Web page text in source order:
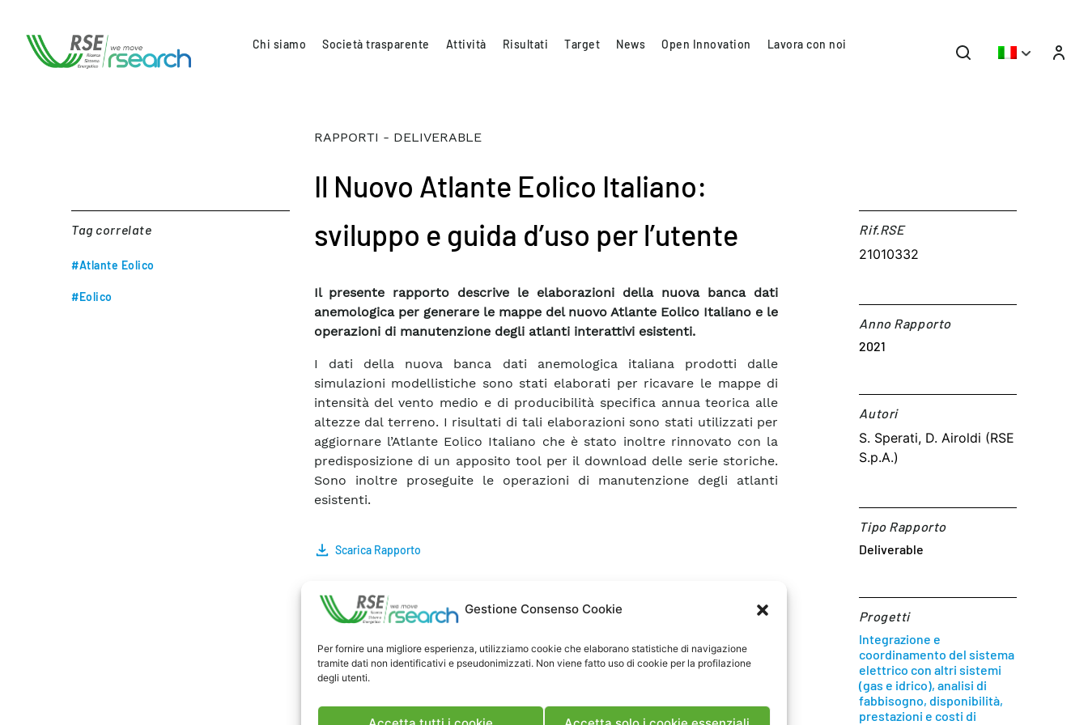
Gestione Consenso Cookie
Per fornire una migliore esperienza, utilizziamo cookie che elaborano statistiche di navigazione
tramite dati non identificativi e pseudonimizzati. Non viene fatto uso di cookie per la profilazione
degli utenti.
Chi siamo Società trasparente Attività Risultati Target News Open Innovation Lavora con noi
Tag correlate
#Atlante Eolico
#Eolico
RAPPORTI - DELIVERABLE
Il Nuovo Atlante Eolico Italiano:
sviluppo e guida d’uso per l’utente
Il presente rapporto descrive le elaborazioni della nuova banca dati
anemologica per generare le mappe del nuovo Atlante Eolico Italiano e le
operazioni di manutenzione degli atlanti interattivi esistenti.
I dati della nuova banca dati anemologica italiana prodotti dalle
simulazioni modellistiche sono stati elaborati per ricavare le mappe di
intensità del vento medio e di producibilità specifica annua teorica alle
altezze dal terreno. I risultati di tali elaborazioni sono stati utilizzati per
aggiornare l’Atlante Eolico Italiano che è stato inoltre rinnovato con la
predisposizione di un apposito tool per il download delle serie storiche.
Sono inoltre proseguite le operazioni di manutenzione degli atlanti
esistenti.
Scarica Rapporto
Rif.RSE​
21010332
Anno Rapporto
2021
Autori​
S. Sperati, D. Airoldi (RSE
S.p.A.)
Tipo Rapporto
Deliverable
Progetti
Integrazione e
coordinamento del sistema
elettrico con altri sistemi
(gas e idrico), analisi di
fabbisogno, disponibilità,
prestazioni e costi di